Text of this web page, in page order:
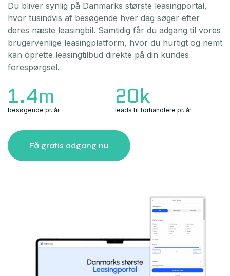
Du bliver synlig på Danmarks største leasingportal,
hvor tusindvis af besøgende hver dag søger efter
deres næste leasingbil. Samtidig får du adgang til vores
brugervenlige leasingplatform, hvor du hurtigt og nemt
kan oprette leasingtilbud direkte på din kundes
forespørgsel.
1.4m
besøgende pr. år
20k
leads til forhandlere pr. år
Få gratis adgang nu